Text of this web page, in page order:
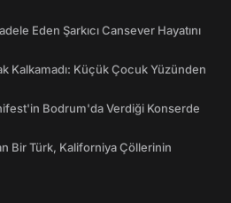
Eden Şarkıcı Cansever Hayatını
Kalkamadı: Küçük Çocuk Yüzünden
Bodrum'da Verdiği Konserde
Bir Türk, Kaliforniya Çöllerinin